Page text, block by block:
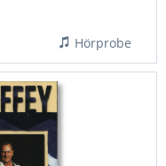
Hörprobe